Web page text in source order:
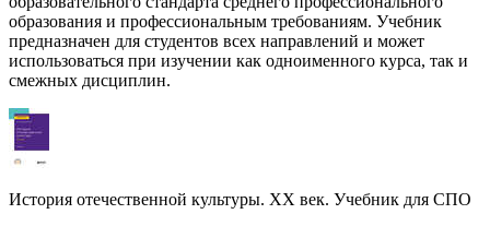
образования и профессиональным требованиям. Учебник
предназначен для студентов всех направлений и может
использоваться при изучении как одноименного курса, так и
смежных дисциплин.
История отечественной культуры. ХХ век. Учебник для СПО